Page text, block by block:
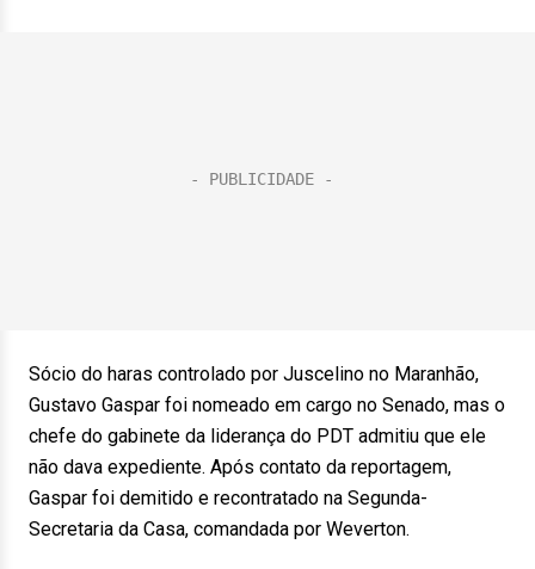
Sócio do haras controlado por Juscelino no Maranhão,
Gustavo Gaspar foi nomeado em cargo no Senado, mas o
chefe do gabinete da liderança do PDT admitiu que ele
não dava expediente. Após contato da reportagem,
Gaspar foi demitido e recontratado na Segunda-
Secretaria da Casa, comandada por Weverton.